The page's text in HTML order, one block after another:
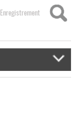
Enregistrement